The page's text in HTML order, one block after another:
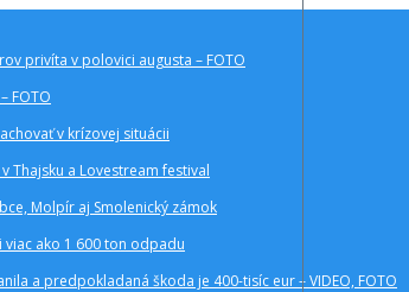
privíta v polovici augusta – FOTO
FOTO
v krízovej situácii
Thajsku a Lovestream festival
Molpír aj Smolenický zámok
ako 1 600 ton odpadu
a predpokladaná škoda je 400-tisíc eur – VIDEO, FOTO